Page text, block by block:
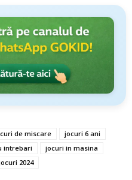
de miscare
jocuri 6 ani
intrebari
jocuri in masina
2024